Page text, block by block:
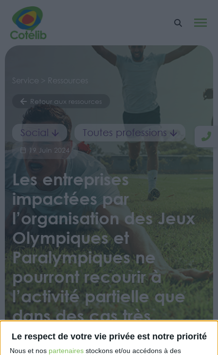
Le respect de votre vie privée est notre priorité
Nous et nos partenaires stockons et/ou accédons à des
Service > Ressources
Retour aux ressources
Social Toutes professions
19 Juin 2024
Les entreprises
impactées par
l’organisation des Jeux
Olympiques et
Paralympiques ne
pourront recourir à
l’activité partielle que
dans des cas très
exceptionnels